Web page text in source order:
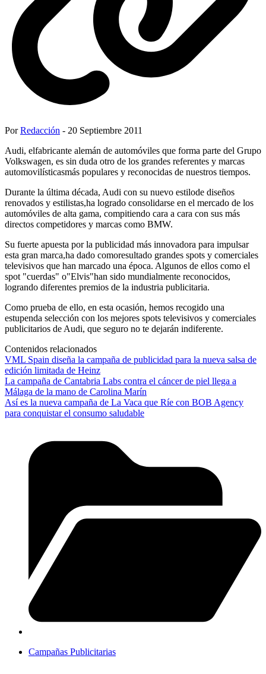
PorRedacción - 20 Septiembre 2011
Audi, elfabricante alemán de automóviles que forma parte del Grupo
Volkswagen, es sin duda otro de los grandes referentes y marcas
automovilísticasmás populares y reconocidas de nuestros tiempos.
Durante la última década, Audi con su nuevo estilode diseños
renovados y estilistas,ha logrado consolidarse en el mercado de los
automóviles de alta gama, compitiendo cara a cara con sus más
directos competidores y marcas como BMW.
Su fuerte apuesta por la publicidad más innovadora para impulsar
esta gran marca,ha dado comoresultado grandes spots y comerciales
televisivos que han marcado una época. Algunos de ellos como el
spot "cuerdas" o"Elvis"han sido mundialmente reconocidos,
logrando diferentes premios de la industria publicitaria.
Como prueba de ello, en esta ocasión, hemos recogido una
estupenda selección con los mejores spots televisivos y comerciales
publicitarios de Audi, que seguro no te dejarán indiferente.
Contenidos relacionados
VML Spain diseña la campaña de publicidad para la nueva salsa de
edición limitada de Heinz
La campaña de Cantabria Labs contra el cáncer de piel llega a
Málaga de la mano de Carolina Marín
Así es la nueva campaña de La Vaca que Ríe con BOB Agency
para conquistar el consumo saludable
Campañas Publicitarias